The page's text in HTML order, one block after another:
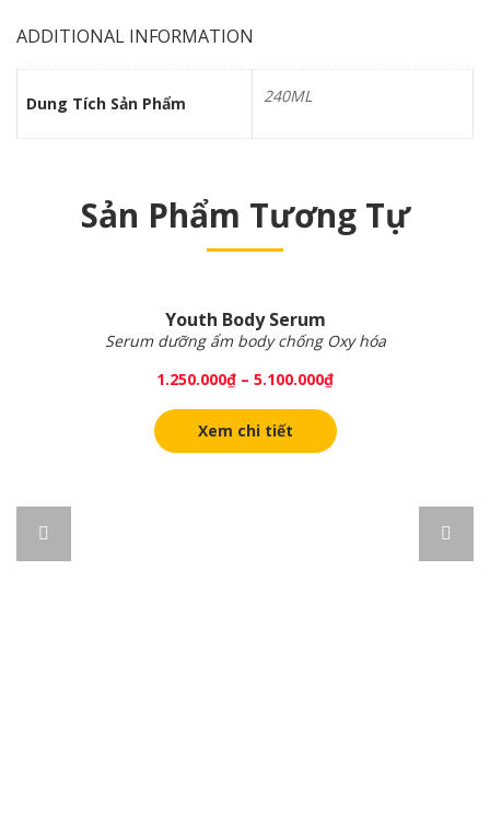
ADDITIONAL INFORMATION
Dung Tích Sản Phẩm 240ML
Sản Phẩm Tương Tự
Youth Body Serum
Serum dưỡng ẩm body chống Oxy hóa
1.250.000₫ – 5.100.000₫
Xem chi tiết